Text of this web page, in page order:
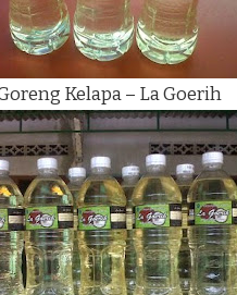
Kelapa – La Goerih